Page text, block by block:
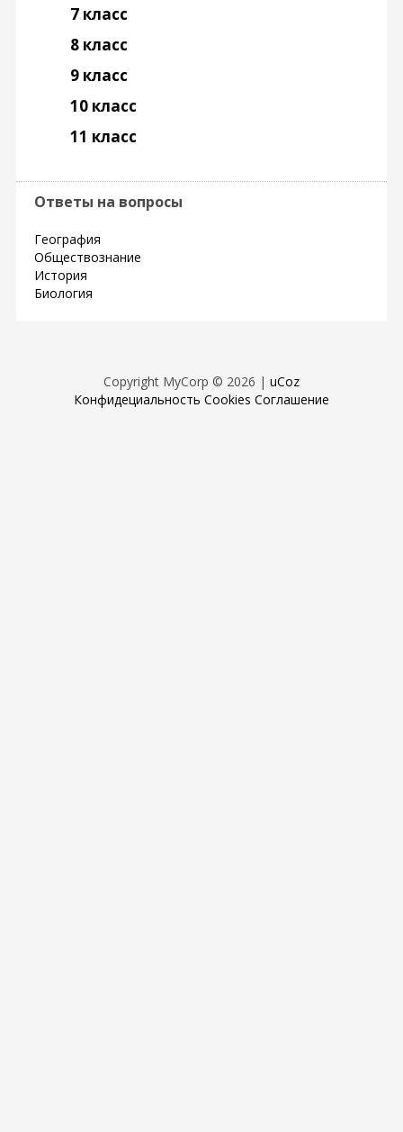
7 класс
8 класс
9 класс
10 класс
11 класс
Ответы на вопросы
География
Обществознание
История
Биология
Copyright MyCorp © 2026 | uCoz
Конфидециальность Cookies Соглашение